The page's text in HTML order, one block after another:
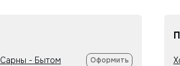
Сарны - Бытом Оформить